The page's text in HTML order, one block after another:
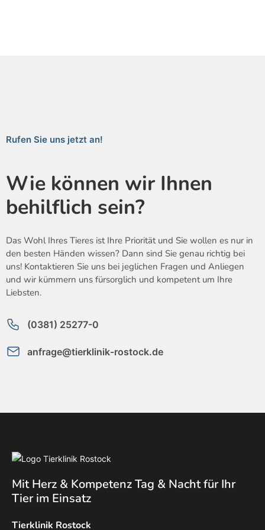
Rufen Sie uns jetzt an!
Wie können wir Ihnen
behilflich sein?
Das Wohl Ihres Tieres ist Ihre Priorität und Sie wollen es nur in
den besten Händen wissen? Dann sind Sie genau richtig bei
uns! Kontaktieren Sie uns bei jeglichen Fragen und Anliegen
und wir kümmern uns fürsorglich und kompetent um Ihre
Liebsten.
(0381) 25277-0
anfrage@tierklinik-rostock.de
Mit Herz & Kompetenz Tag & Nacht für Ihr
Tier im Einsatz
Tierklinik Rostock